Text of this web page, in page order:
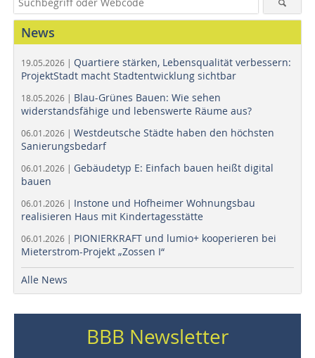
News
19.05.2026 | Quartiere stärken, Lebensqualität verbessern:
ProjektStadt macht Stadtentwicklung sichtbar
18.05.2026 | Blau-Grünes Bauen: Wie sehen
widerstandsfähige und lebenswerte Räume aus?
06.01.2026 | Westdeutsche Städte haben den höchsten
Sanierungsbedarf
06.01.2026 | Gebäudetyp E: Einfach bauen heißt digital
bauen
06.01.2026 | Instone und Hofheimer Wohnungsbau
realisieren Haus mit Kindertagesstätte
06.01.2026 | PIONIERKRAFT und lumio+ kooperieren bei
Mieterstrom-Projekt „Zossen I“
Alle News
BBB Newsletter